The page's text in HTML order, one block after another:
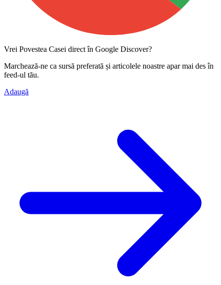
Vrei Povestea Casei direct în Google Discover?
Marchează-ne ca sursă preferată și articolele noastre apar mai des în
feed-ul tău.
Adaugă